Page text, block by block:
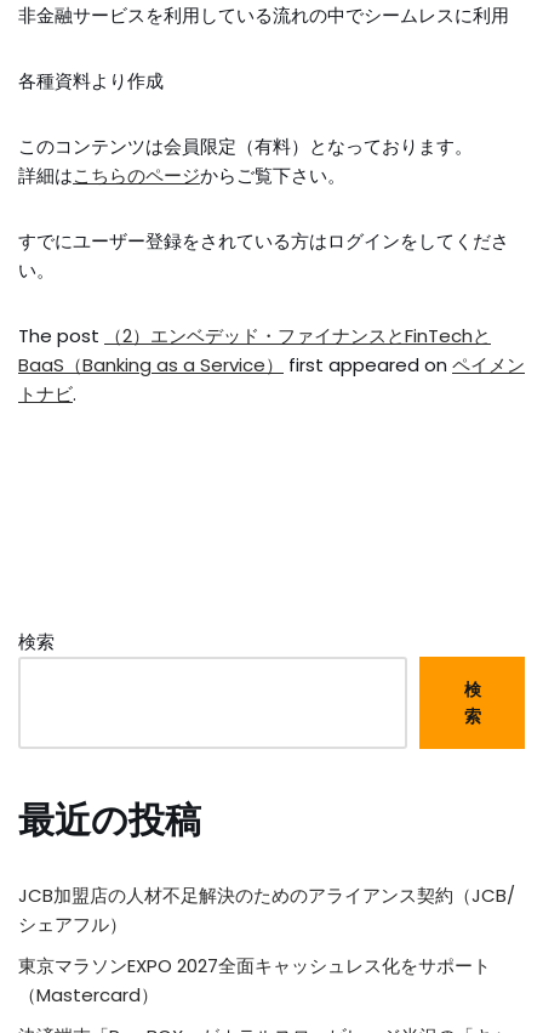
非金融サービスを利用している流れの中でシームレスに利用
各種資料より作成
このコンテンツは会員限定（有料）となっております。
詳細はこちらのページからご覧下さい。
すでにユーザー登録をされている方はログインをしてくださ
い。
The post
（2）エンベデッド・ファイナンスとFinTechと
BaaS（Banking as a Service）
first appeared on ペイメン
トナビ.
検索
検
索
最近の投稿
JCB加盟店の人材不足解決のためのアライアンス契約（JCB/
シェアフル）
東京マラソンEXPO 2027全面キャッシュレス化をサポート
（Mastercard）